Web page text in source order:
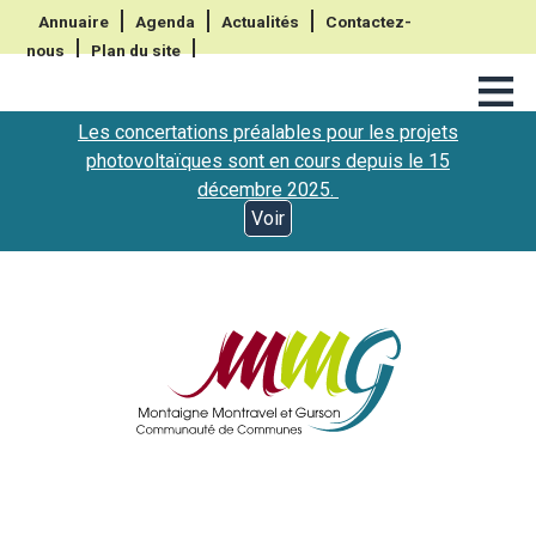
Annuaire Agenda Actualités
Contactez-
nous
Plan du site ≡
Les concertations préalables pour les projets
photovoltaïques sont en cours depuis le 15
décembre 2025.
Voir